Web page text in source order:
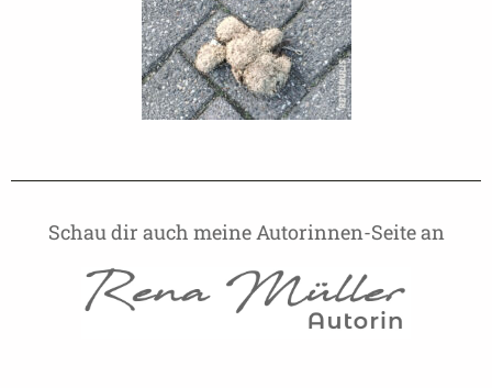
Schau dir auch meine Autorinnen-Seite an